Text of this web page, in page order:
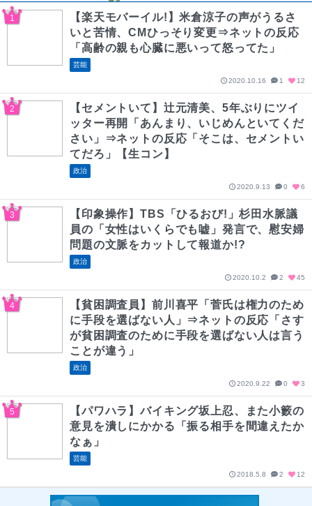
【楽天モバーイル!】米倉涼子の声がうるさ
いと苦情、CMひっそり変更⇒ネットの反応
「高齢の親も心臓に悪いって怒ってた」
芸能
2020.10.16 1 12
【セメントいて】辻元清美、5年ぶりにツイ
ッター再開「あんまり、いじめんといてくだ
さい」⇒ネットの反応「そこは、セメントい
てだろ」【生コン】
政治
2020.9.13 0 6
【印象操作】TBS「ひるおび!」杉田水脈議
員の「女性はいくらでも嘘」発言で、慰安婦
問題の文脈をカットして報道か!?
政治
2020.10.2 2 45
【貧困調査員】前川喜平「菅氏は権力のため
に手段を選ばない人」⇒ネットの反応「さす
が貧困調査のために手段を選ばない人は言う
ことが違う」
政治
2020.9.22 0 3
【パワハラ】バイキング坂上忍、また小籔の
意見を潰しにかかる「振る相手を間違えたか
なぁ」
芸能
2018.5.8 2 12